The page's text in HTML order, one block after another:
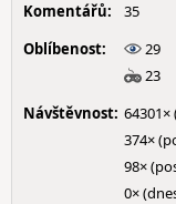
Komentářů:
35
Oblíbenost:
29
23
Návštěvnost: 64301×
374×
98×
0×